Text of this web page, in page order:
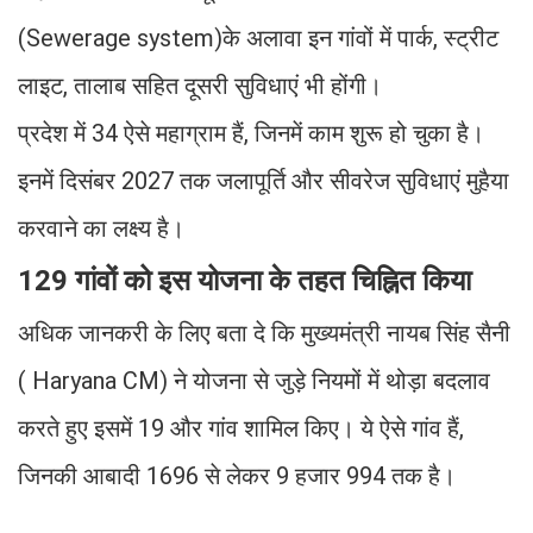
(Sewerage system)के अलावा इन गांवों में पार्क, स्ट्रीट
लाइट, तालाब सहित दूसरी सुविधाएं भी होंगी।
प्रदेश में 34 ऐसे महाग्राम हैं, जिनमें काम शुरू हो चुका है।
इनमें दिसंबर 2027 तक जलापूर्ति और सीवरेज सुविधाएं मुहैया
करवाने का लक्ष्य है।
129 गांवों को इस योजना के तहत चिह्नित किया
अधिक जानकरी के लिए बता दे कि मुख्यमंत्री नायब सिंह सैनी
( Haryana CM) ने योजना से जुड़े नियमों में थोड़ा बदलाव
करते हुए इसमें 19 और गांव शामिल किए। ये ऐसे गांव हैं,
जिनकी आबादी 1696 से लेकर 9 हजार 994 तक है।